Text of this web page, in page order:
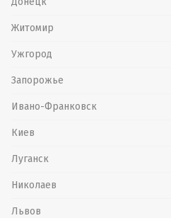
Житомир
Ужгород
Запорожье
Ивано-Франковск
Киев
Луганск
Николаев
Львов